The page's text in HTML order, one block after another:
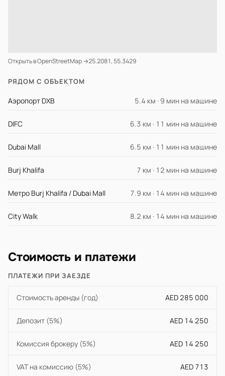
Открыть в OpenStreetMap →25.2081, 55.3429
РЯДОМ С ОБЪЕКТОМ
Аэропорт DXB 5.4 км · 9 мин на машине
DIFC 6.3 км · 11 мин на машине
Dubai Mall 6.5 км · 11 мин на машине
Burj Khalifa 7 км · 12 мин на машине
Метро Burj Khalifa / Dubai Mall 7.9 км · 14 мин на машине
City Walk 8.2 км · 14 мин на машине
Стоимость и платежи
ПЛАТЕЖИ ПРИ ЗАЕЗДЕ
Стоимость аренды (год) AED 285 000
Депозит (5%) AED 14 250
Комиссия брокеру (5%) AED 14 250
VAT на комиссию (5%) AED 713